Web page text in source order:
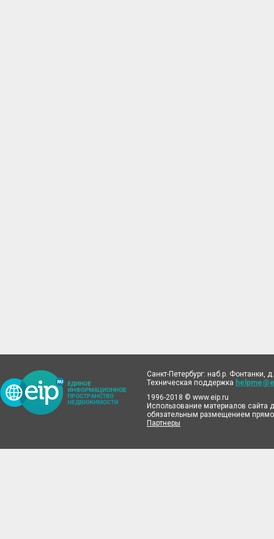
Санкт-Петербург: наб.р. Фонтанки,
Техническая поддержка
1996-2018 © www.eip.ru
Использование материалов сайта
обязательным размещением
Партнеры